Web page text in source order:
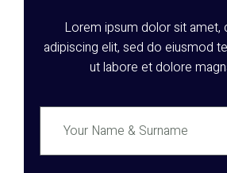
Lorem ipsum dolor sit amet,
adipiscing elit, sed do eiusmod
ut labore et dolore